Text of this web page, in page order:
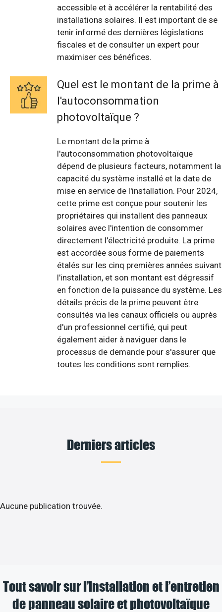
accessible et à accélérer la rentabilité des
installations solaires. Il est important de se
tenir informé des dernières législations
fiscales et de consulter un expert pour
maximiser ces bénéfices.
Quel est le montant de la prime à
l'autoconsommation
photovoltaïque ?
Le montant de la prime à
l'autoconsommation photovoltaïque
dépend de plusieurs facteurs, notamment la
capacité du système installé et la date de
mise en service de l'installation. Pour 2024,
cette prime est conçue pour soutenir les
propriétaires qui installent des panneaux
solaires avec l'intention de consommer
directement l'électricité produite. La prime
est accordée sous forme de paiements
étalés sur les cinq premières années suivant
l'installation, et son montant est dégressif
en fonction de la puissance du système. Les
détails précis de la prime peuvent être
consultés via les canaux officiels ou auprès
d'un professionnel certifié, qui peut
également aider à naviguer dans le
processus de demande pour s'assurer que
toutes les conditions sont remplies.
Derniers articles
Aucune publication trouvée.
Tout savoir sur l’installation et l’entretien
de panneau solaire et photovoltaïque